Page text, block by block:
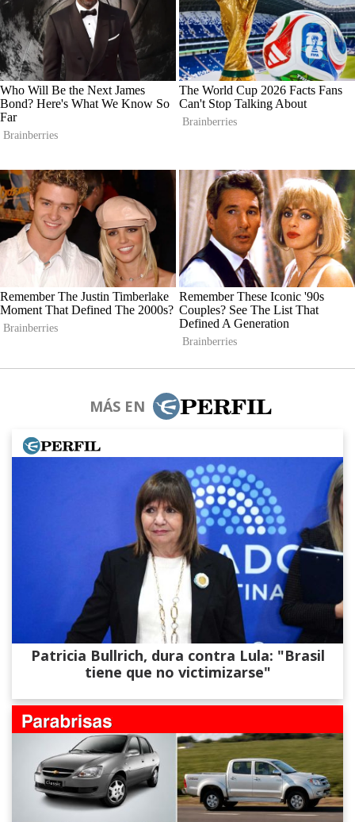
MÁS EN
Patricia Bullrich, dura contra Lula: "Brasil
tiene que no victimizarse"